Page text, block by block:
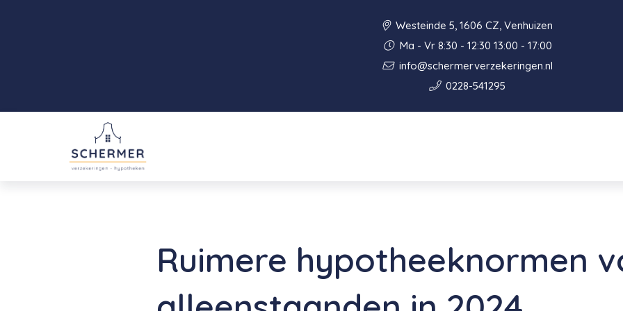
Westeinde 5, 1606 CZ, Venhuizen
Ma - Vr 8:30 - 12:30 13:00 - 17:00
info@schermerverzekeringen.nl
0228-541295
Ruimere hypotheeknormen